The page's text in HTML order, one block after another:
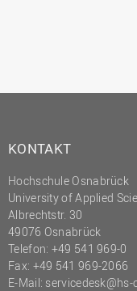
KONTAKT
Hochschule Osnabrück
University of Applied
Albrechtstr. 30
49076 Osnabrück
Telefon: +49 541 969-0
Fax: +49 541 969-2066
E-Mail: